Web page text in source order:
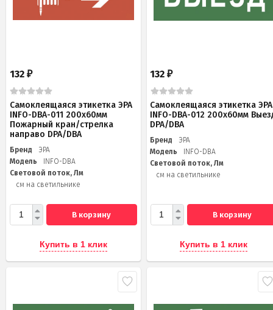
132 ₽
Самоклеящаяся этикетка ЭРА
INFO-DBA-011 200х60мм
Пожарный кран/стрелка
направо DPA/DBA
Бренд
ЭРА
Модель
INFO-DBA
Световой поток, Лм
см на светильнике
В корзину
Купить в 1 клик
132₽
Самоклеящаяся этикетка ЭРА
INFO-DBA-012 200х60мм
DPA/DBA
Бренд
ЭРА
Модель
INFO-DBA
Световой поток, Лм
см на светильнике
В корзину
Купить в 1 клик